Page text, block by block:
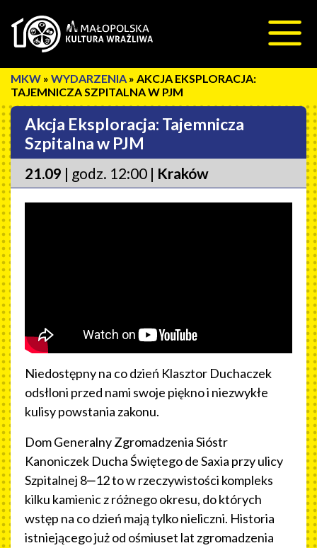
» WYDARZENIA » AKCJA EKSPLORACJA:
TAJEMNICZA SZPITALNA W PJM
Akcja Eksploracja: Tajemnicza
Szpitalna w PJM
21.09 | godz. 12:00 | Kraków
Niedostępny na co dzień Klasztor Duchaczek
odsłloni przed nami swoje piękno i niezwykłe
kulisy powstania zakonu.
Dom Generalny Zgromadzenia Sióstr
Kanoniczek Ducha Świętego de Saxia przy ulicy
Szpitalnej 8‒12 to w rzeczywistości kompleks
kilku kamienic z różnego okresu, do których
wstęp na co dzień mają tylko nieliczni. Historia
istniejącego już od ośmiuset lat zgromadzenia